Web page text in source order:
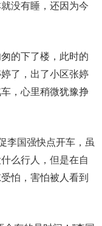
没有睡，还因为今
的下了楼，此时的
了，出了小区张婷
，心里稍微犹豫挣
李国强快点开车，虽
么行人，但是在自
怕，害怕被人看到